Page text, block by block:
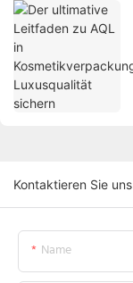
Kontaktieren Sie uns
Name